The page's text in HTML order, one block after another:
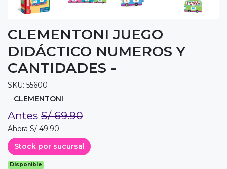
CLEMENTONI JUEGO
DIDÁCTICO NUMEROS Y
CANTIDADES -
SKU: 55600
CLEMENTONI
Antes S/ 69.90
Ahora S/ 49.90
Stock por sucursal
Disponible